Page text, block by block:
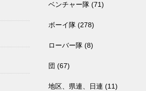
ベンチャー隊(71)
ボーイ隊(278)
ローバー隊(8)
団 (67)
地区、県連、日連 (11)